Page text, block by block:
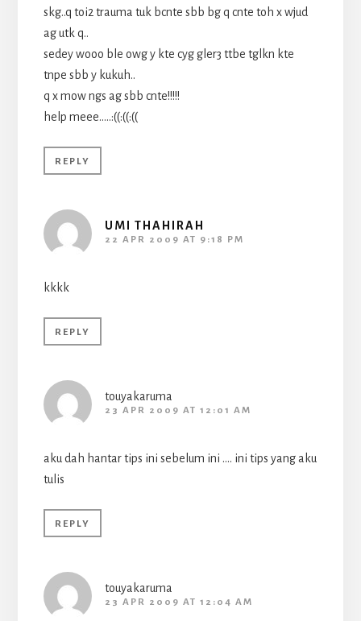
skg..q toi2 trauma tuk bcnte sbb bg q cnte toh x wjud
ag utk q..
sedey wooo ble owg y kte cyg gler3 ttbe tglkn kte
tnpe sbb y kukuh..
q x mow ngs ag sbb cnte!!!!!
help meee…..:((:((:((
REPLY
UMI THAHIRAH
22 APR 2009 AT 9:18 PM
kkkk
REPLY
touyakaruma
23 APR 2009 AT 12:01 AM
aku dah hantar tips ini sebelum ini …. ini tips yang aku
tulis
REPLY
touyakaruma
23 APR 2009 AT 12:04 AM